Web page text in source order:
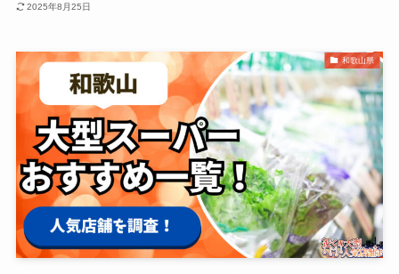
2025年8月25日
和歌山県